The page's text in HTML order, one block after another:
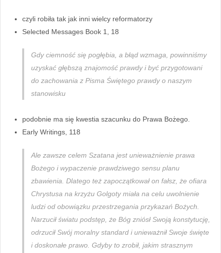
czyli robiła tak jak inni wielcy reformatorzy
Selected Messages Book 1, 18
Gdy ciemność się pogłębia, a błąd wzmaga, powinniśmy
uzyskać głębszą znajomość prawdy i być przygotowani
do zachowania z Pisma Świętego prawdy o naszym
stanowisku
podobnie ma się kwestia szacunku do Prawa Bożego.
Early Writings, 118
Ale zawsze celem Szatana jest unieważnienie prawa
Bożego i wypaczenie prawdziwego sensu planu
zbawienia. Dlatego też zapoczątkował on fałsz, że ofiara
Chrystusa na krzyżu Golgoty miała na celu uwolnienie
ludzi od obowiązku przestrzegania przykazań Bożych.
Narzucił światu podstęp, że Bóg zniósł Swoją konstytucję,
odrzucił Swój moralny standard i unieważnił Swoje święte
i doskonałe prawo. Gdyby to zrobił, jakim strasznym